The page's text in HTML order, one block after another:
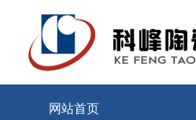
网站首页